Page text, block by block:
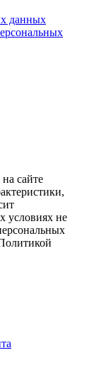
данных
сайте
условиях не